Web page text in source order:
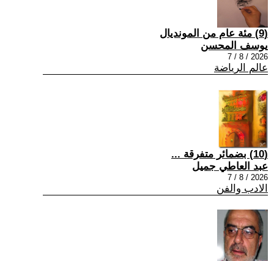
(9) مئة عام من المونديال
يوسف المحسن
2026 / 8 / 7
عالم الرياضة
(10) بضمائر متفرقة ...
عبد العاطي جميل
2026 / 8 / 7
الادب والفن